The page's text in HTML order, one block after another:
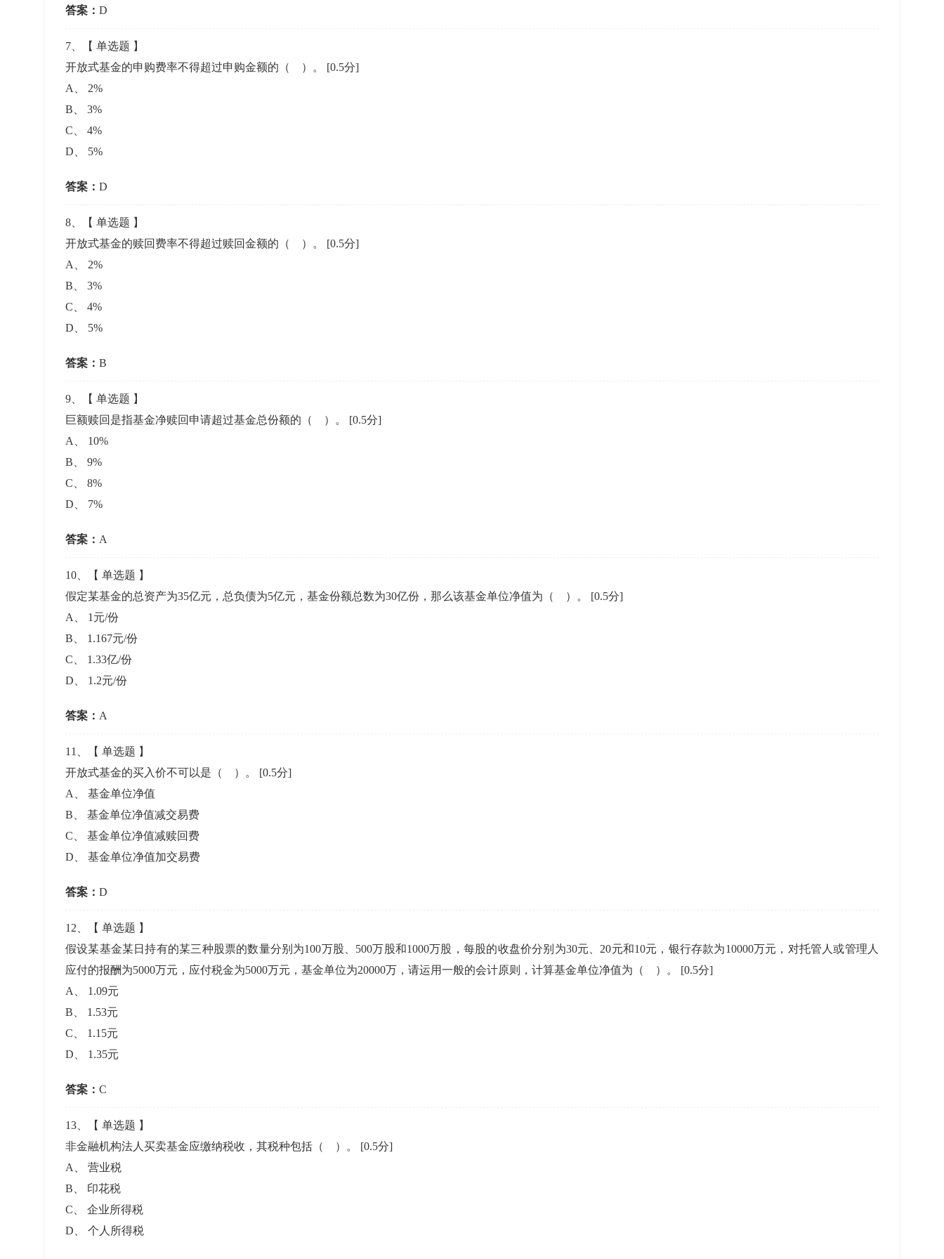
答案： D
7 、【 单选题 】
开放式基金的申购费率不得超过申购金额的（ ）。 [0.5分]
A
2%
B
3%
C
4%
D
5%
答案： D
8 、【 单选题 】
开放式基金的赎回费率不得超过赎回金额的（ ）。 [0.5分]
A
2%
B
3%
C
4%
D
5%
答案： B
9 、【 单选题 】
巨额赎回是指基金净赎回申请超过基金总份额的（ ）。 [0.5分]
A
10%
B
9%
C
8%
D
7%
答案： A
10 、【 单选题 】
假定某基金的总资产为35亿元，总负债为5亿元，基金份额总数为30亿份，那么该基金单位净值为（ ）。 [0.5分]
A
1元/份
B
1.167元/份
C
1.33亿/份
D
1.2元/份
答案： A
11 、【 单选题 】
开放式基金的买入价不可以是（ ）。 [0.5分]
A
基金单位净值
B
基金单位净值减交易费
C
基金单位净值减赎回费
D
基金单位净值加交易费
答案： D
12 、【 单选题 】
假设某基金某日持有的某三种股票的数量分别为100万股、500万股和1000万股，每股的收盘价分别为30元、20元和10元，银行存款为10000万元，对托管人或管理人
应付的报酬为5000万元，应付税金为5000万元，基金单位为20000万，请运用一般的会计原则，计算基金单位净值为（ ）。 [0.5分]
A
1.09元
B
1.53元
C
1.15元
D
1.35元
答案： C
13 、【 单选题 】
非金融机构法人买卖基金应缴纳税收，其税种包括（ ）。 [0.5分]
A
营业税
B
印花税
C
企业所得税
D
个人所得税